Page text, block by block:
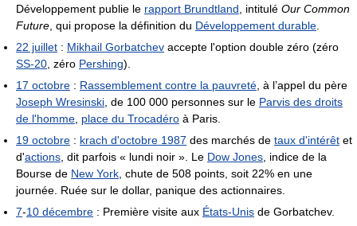
Développement publie le rapport Brundtland, intitulé Our Common
Future, qui propose la définition du Développement durable.
22 juillet : Mikhail Gorbatchev accepte l'option double zéro (zéro
SS-20, zéro Pershing).
17 octobre : Rassemblement contre la pauvreté, à l’appel du père
Joseph Wresinski, de 100 000 personnes sur le Parvis des droits
de l'homme, place du Trocadéro à Paris.
19 octobre : krach d'octobre 1987 des marchés de taux d'intérêt et
d'actions, dit parfois « lundi noir ». Le Dow Jones, indice de la
Bourse de New York, chute de 508 points, soit 22% en une
journée. Ruée sur le dollar, panique des actionnaires.
7-10 décembre : Première visite aux États-Unis de Gorbatchev.